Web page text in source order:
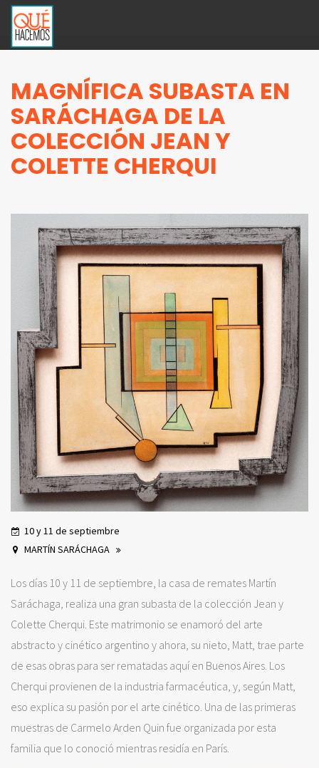
MAGNÍFICA SUBASTA EN
SARÁCHAGA DE LA
COLECCIÓN JEAN Y
COLETTE CHERQUI
10 y 11 de septiembre
MARTÍN SARÁCHAGA
Los días 10 y 11 de septiembre, la casa de remates Martín
Saráchaga, realiza una gran subasta de la colección Jean y
Colette Cherqui. Este matrimonio se enamoró del arte
abstracto y cinético argentino y ahora, su nieto, Matt, trae parte
de esas obras para ser rematadas aquí en Buenos Aires. Los
Cherqui provienen de la industria farmacéutica, y, según Matt,
eso explica su pasión por el arte cinético. Una de las primeras
muestras de Carmelo Arden Quin fue organizada por esta
familia que lo conoció mientras residía en París.